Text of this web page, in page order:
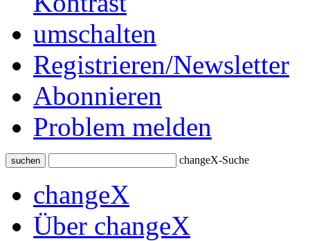
Registrieren/Newsletter
Abonnieren
Problem melden
suchen changeX-Suche
changeX
Über changeX